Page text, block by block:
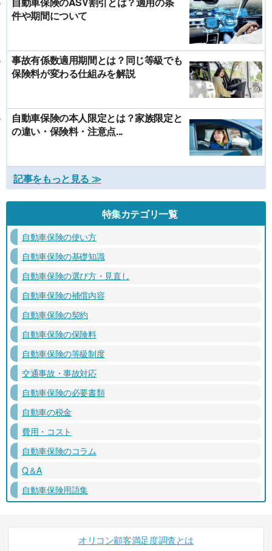
件や期間について
事故有係数適用期間とは？同じ等級でも
保険料が変わる仕組みを解説
自動車保険の本人限定とは？家族限定と
の違い・保険料・注意点...
記事をもっと見る ≫
特集カテゴリ一覧
自動車保険の使い方
自動車保険の基礎知識
自動車保険の選び方・見直し
自動車保険の補償内容
自動車保険の契約
自動車保険の保険料
自動車保険の等級制度
交通事故・事故対応
自動車保険の必要書類
自動車の税金
費用・コスト
自動車保険のコラム
Q＆A
自動車保険用語集
オリコン顧客満足度調査とは